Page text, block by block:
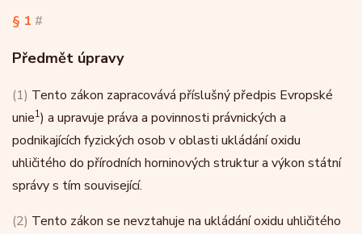
§ 1 #
Předmět úpravy
(1) Tento zákon zapracovává příslušný předpis Evropské
unie1) a upravuje práva a povinnosti právnických a
podnikajících fyzických osob v oblasti ukládání oxidu
uhličitého do přírodních horninových struktur a výkon státní
správy s tím související.
(2) Tento zákon se nevztahuje na ukládání oxidu uhličitého